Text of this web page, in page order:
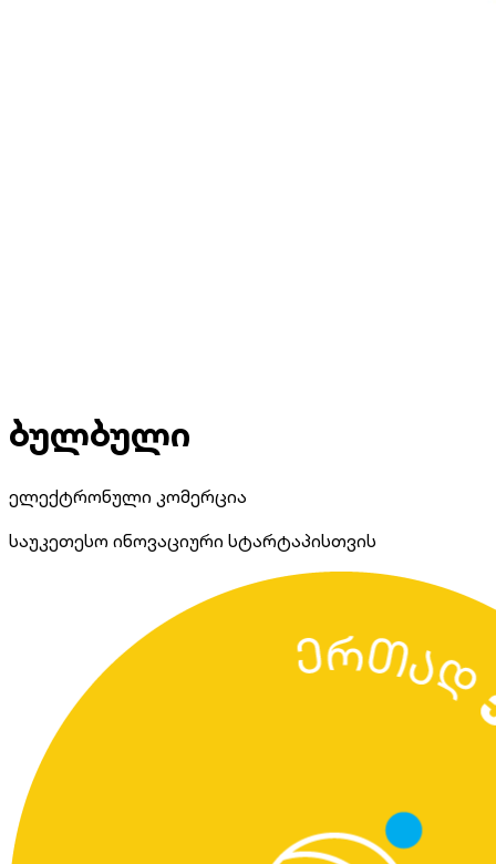
ბულბული
ელექტრონული კომერცია
საუკეთესო ინოვაციური სტარტაპისთვის